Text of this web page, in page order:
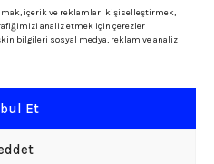
içerik ve reklamları kişiselleştirmek,
analiz etmek için çerezler
bilgileri sosyal medya, reklam ve analiz
Et
Koşullar